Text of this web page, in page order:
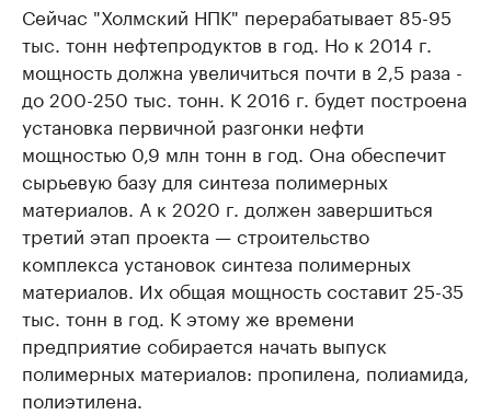
Сейчас "Холмский НПК" перерабатывает 85-95
тыс. тонн нефтепродуктов в год. Но к 2014 г.
мощность должна увеличиться почти в 2,5 раза -
до 200-250 тыс. тонн. К 2016 г. будет построена
установка первичной разгонки нефти
мощностью 0,9 млн тонн в год. Она обеспечит
сырьевую базу для синтеза полимерных
материалов. А к 2020 г. должен завершиться
третий этап проекта — строительство
комплекса установок синтеза полимерных
материалов. Их общая мощность составит 25-35
тыс. тонн в год. К этому же времени
предприятие собирается начать выпуск
полимерных материалов: пропилена, полиамида,
полиэтилена.